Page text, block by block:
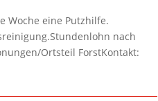
Woche eine Putzhilfe.
nach
Ortsteil ForstKontakt: